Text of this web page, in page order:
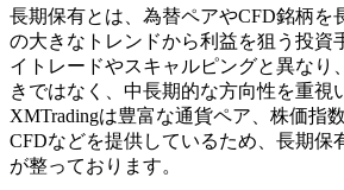
長期保有とは、為替ペアやCFD銘柄を
の大きなトレンドから利益を狙う投資
イトレードやスキャルピングと異なり
きではなく、中長期的な方向性を重視
XMTradingは豊富な通貨ペア、株価指
CFDなどを提供しているため、長期保
が整っております。